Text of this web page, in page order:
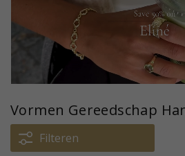
Vormen Gereedschap
Filteren